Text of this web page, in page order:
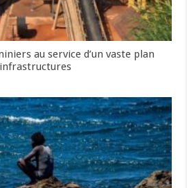
au service d’un vaste plan